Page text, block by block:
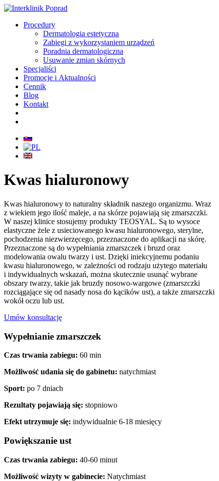
Procedury
Dermatologia estetyczna
Zabiegi z wykorzystaniem urządzeń
Poradnia dermatologiczna
Usuwanie zmian skórnych
Specjaliści
Promocje i Aktualności
Cennik
Blog
Kontakt
Kwas hialuronowy
Kwas hialuronowy to naturalny składnik naszego organizmu. Wraz
z wiekiem jego ilość maleje, a na skórze pojawiają się zmarszczki.
W naszej klinice stosujemy produkty TEOSYAL. Są to wysoce
elastyczne żele z usieciowanego kwasu hialuronowego, sterylne,
pochodzenia niezwierzęcego, przeznaczone do aplikacji na skórę.
Przeznaczone są do wypełniania zmarszczek i bruzd oraz
modelowania owalu twarzy i ust. Dzięki iniekcyjnemu podaniu
kwasu hialuronowego, w zależności od rodzaju użytego materiału
i indywidualnych wskazań, można skutecznie usunąć wybrane
obszary twarzy, takie jak bruzdy nosowo-wargowe (zmarszczki
rozciągające się od nasady nosa do kącików ust), a także zmarszczki
wokół oczu lub ust.
Umów konsultację
Wypełnianie zmarszczek
Czas trwania zabiegu: 60 min
Możliwość udania się do gabinetu: natychmiast
Sport: po 7 dniach
Rezultaty pojawiają się: stopniowo
Efekt utrzymuje się: indywidualnie 6-18 miesięcy
Powiększanie ust
Czas trwania zabiegu: 40-60 minut
Możliwość wizyty w gabinecie: Natychmiast